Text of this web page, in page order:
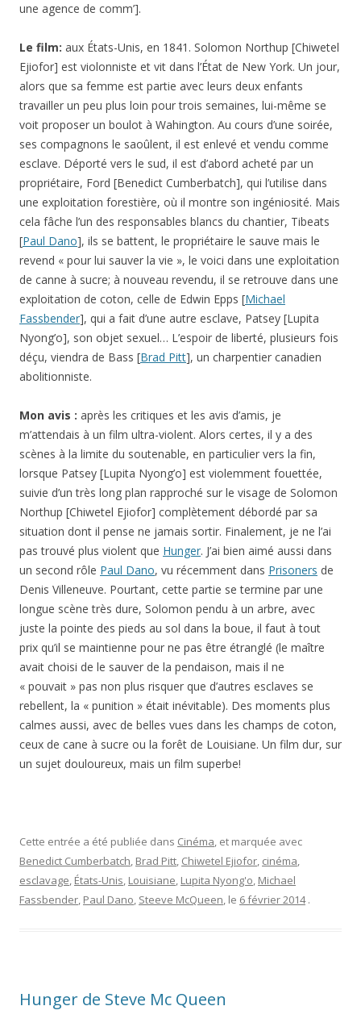
une agence de comm’].
Le film: aux États-Unis, en 1841. Solomon Northup [Chiwetel
Ejiofor] est violonniste et vit dans l’État de New York. Un jour,
alors que sa femme est partie avec leurs deux enfants
travailler un peu plus loin pour trois semaines, lui-même se
voit proposer un boulot à Wahington. Au cours d’une soirée,
ses compagnons le saoûlent, il est enlevé et vendu comme
esclave. Déporté vers le sud, il est d’abord acheté par un
propriétaire, Ford [Benedict Cumberbatch], qui l’utilise dans
une exploitation forestière, où il montre son ingéniosité. Mais
cela fâche l’un des responsables blancs du chantier, Tibeats
[Paul Dano], ils se battent, le propriétaire le sauve mais le
revend « pour lui sauver la vie », le voici dans une exploitation
de canne à sucre; à nouveau revendu, il se retrouve dans une
exploitation de coton, celle de Edwin Epps [Michael
Fassbender], qui a fait d’une autre esclave, Patsey [Lupita
Nyong’o], son objet sexuel… L’espoir de liberté, plusieurs fois
déçu, viendra de Bass [Brad Pitt], un charpentier canadien
abolitionniste.
Mon avis : après les critiques et les avis d’amis, je
m’attendais à un film ultra-violent. Alors certes, il y a des
scènes à la limite du soutenable, en particulier vers la fin,
lorsque Patsey [Lupita Nyong’o] est violemment fouettée,
suivie d’un très long plan rapproché sur le visage de Solomon
Northup [Chiwetel Ejiofor] complètement débordé par sa
situation dont il pense ne jamais sortir. Finalement, je ne l’ai
pas trouvé plus violent que Hunger. J’ai bien aimé aussi dans
un second rôle Paul Dano, vu récemment dans Prisoners de
Denis Villeneuve. Pourtant, cette partie se termine par une
longue scène très dure, Solomon pendu à un arbre, avec
juste la pointe des pieds au sol dans la boue, il faut à tout
prix qu’il se maintienne pour ne pas être étranglé (le maître
avait choisi de le sauver de la pendaison, mais il ne
« pouvait » pas non plus risquer que d’autres esclaves se
rebellent, la « punition » était inévitable). Des moments plus
calmes aussi, avec de belles vues dans les champs de coton,
ceux de cane à sucre ou la forêt de Louisiane. Un film dur, sur
un sujet douloureux, mais un film superbe!
Cette entrée a été publiée dans Cinéma, et marquée avec
Benedict Cumberbatch, Brad Pitt, Chiwetel Ejiofor, cinéma,
esclavage, États-Unis, Louisiane, Lupita Nyong'o, Michael
Fassbender, Paul Dano, Steeve McQueen, le 6 février 2014 .
Hunger de Steve Mc Queen